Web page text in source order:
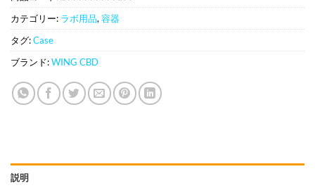
カテゴリー: ラボ用品, 容器
タグ:Case
ブランド:WING CBD
説明